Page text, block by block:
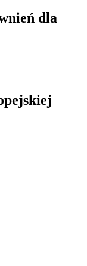
dla